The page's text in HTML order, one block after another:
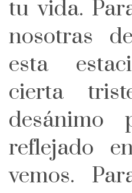
tu vida.
nosotras
esta
cierta
desánimo
reflejado
vemos.